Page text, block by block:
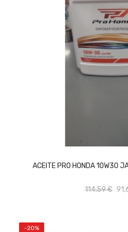
ACEITE PRO HONDA 10W30
114,59 €
-20%